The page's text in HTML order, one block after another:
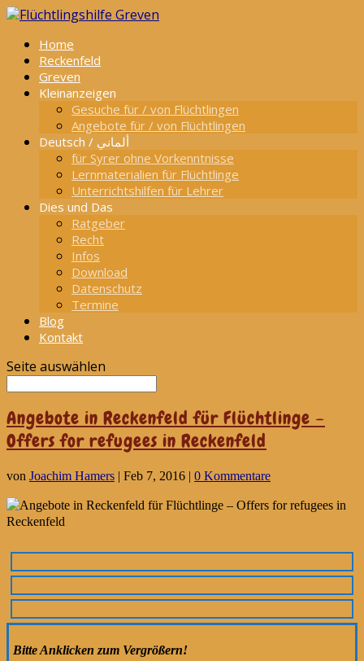
Home
Reckenfeld
Greven
Kleinanzeigen
Gesuche für / von Flüchtlingen
Angebote für / von Flüchtlingen
Deutsch / ألماني
für Syrer ohne Vorkenntnisse
Lernmaterialien für Flüchtlinge
Unterrichtshilfen für Lehrer
Dies und Das
Ratgeber
Recht
Infos
Download
Datenschutz
Termine
Blog
Kontakt
Seite auswählen
Angebote in Reckenfeld für Flüchtlinge –
Offers for refugees in Reckenfeld
von Joachim Hamers | Feb 7, 2016 | 0 Kommentare
Bitte Anklicken zum Vergrößern!